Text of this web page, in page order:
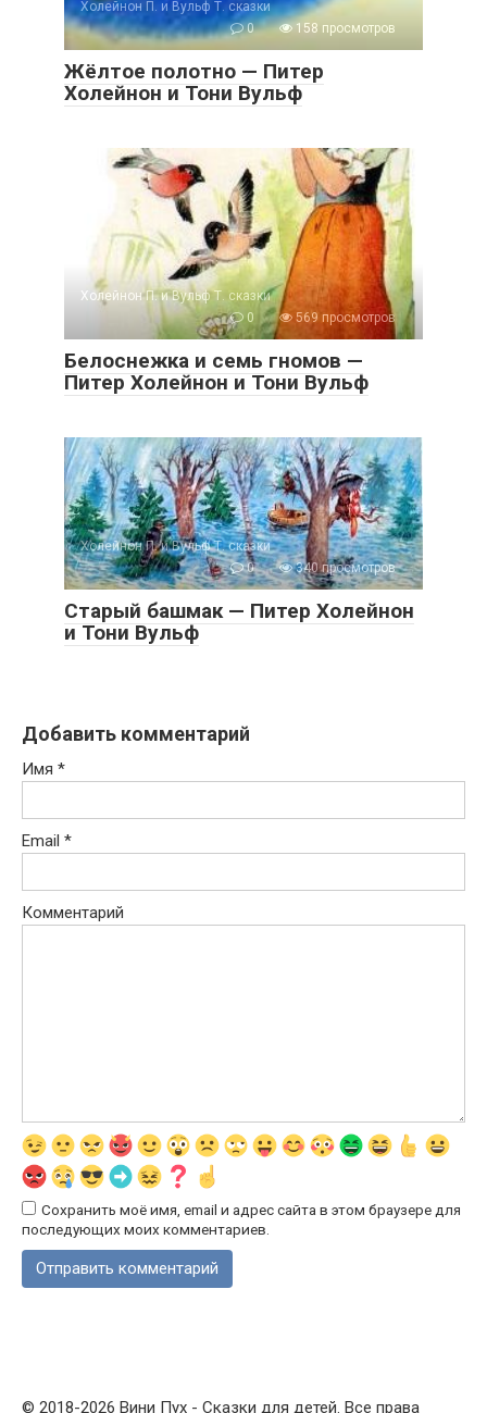
Холейнон П. и Вульф Т. сказки
0
158 просмотров
Жёлтое полотно — Питер
Холейнон и Тони Вульф
Холейнон П. и Вульф Т. сказки
0
569 просмотров
Белоснежка и семь гномов —
Питер Холейнон и Тони Вульф
Холейнон П. и Вульф Т. сказки
0
340 просмотров
Старый башмак — Питер Холейнон
и Тони Вульф
Добавить комментарий
Имя *
Email *
Комментарий
Сохранить моё имя, email и адрес сайта в этом браузере для
последующих моих комментариев.
© 2018-2026 Вини Пух - Сказки для детей. Все права